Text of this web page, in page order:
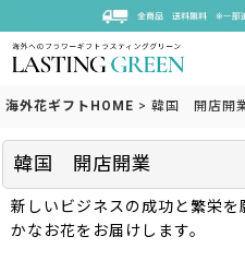
海外花ギフトHOME > 韓国 開店開
韓国 開店開業
新しいビジネスの成功と繁栄
かなお花をお届けします。